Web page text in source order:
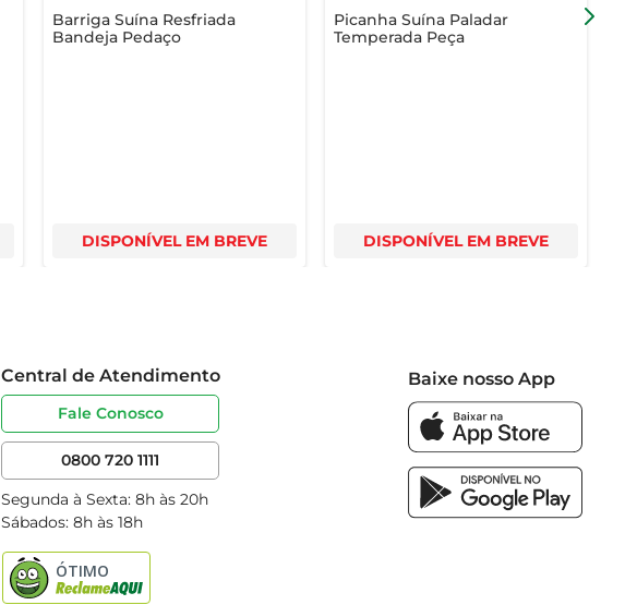
Barriga Suína Resfriada
Bandeja Pedaço
DISPONÍVEL EM BREVE
Picanha Suína Paladar
Temperada Peça
DISPONÍVEL EM BREVE
Central de Atendimento
Fale Conosco
0800 720 1111
Segunda à Sexta: 8h às 20h
Sábados: 8h às 18h
Baixe nosso App